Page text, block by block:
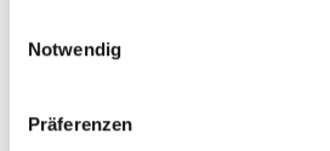
Notwendig
Präferenzen